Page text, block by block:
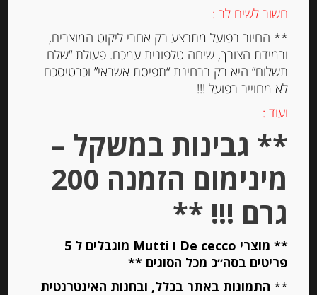
₪ 27.00
הוספה לסל
חשוב לשים לב :
** החיוב בפועל מתבצע רק אחרי ליקוט המוצרים,
ובמידת הצורך, שיחה טלפונית עמכם. פעולת “שלח
תשלום” היא רק בבחינת “תפיסת אשראי” וכרטיסכם
לא מחוייב בפועל !!!
ועוד :
** גבינות במשקל –
מינימום הזמנה 200
גרם !!! **
** מוצרי De cecco ו Mutti מוגבלים ל 5
פריטים בסה״כ מכל הסוגים **
** התמונות באתר בכלל, ובחנות האינטרנטית